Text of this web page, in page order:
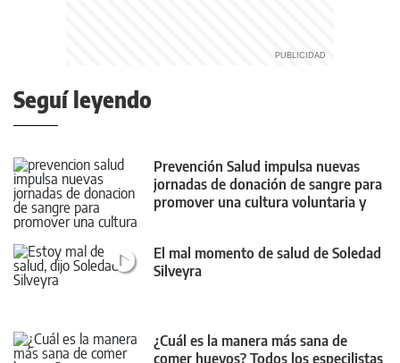
Seguí leyendo
Prevención Salud impulsa nuevas
jornadas de donación de sangre para
promover una cultura voluntaria y
El mal momento de salud de Soledad
Silveyra
¿Cuál es la manera más sana de
comer huevos? Todos los especilistas